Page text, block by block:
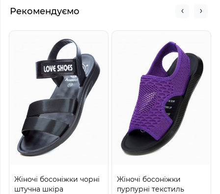
Рекомендуємо
Жіночі босоніжки чорні
штучна шкіра
Жіночі босоніжки
пурпурні текстиль